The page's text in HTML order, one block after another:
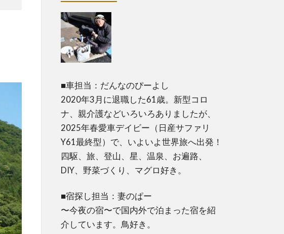
■車担当：だんなのぴーよし
2020年3月に退職した61歳。新型コロ
ナ、親介護などいろいろありましたが、
2025年春愛車デイビー（日産サファリ
Y61最終型）で、いよいよ世界旅へ出発！
四駆、旅、登山、星、温泉、お遍路、
DIY、野菜づくり、マグロ好き。
■宿探し担当：妻のぱー
〜今夜の宿〜で国内外で泊まった宿を紹
介しています。鳥好き。